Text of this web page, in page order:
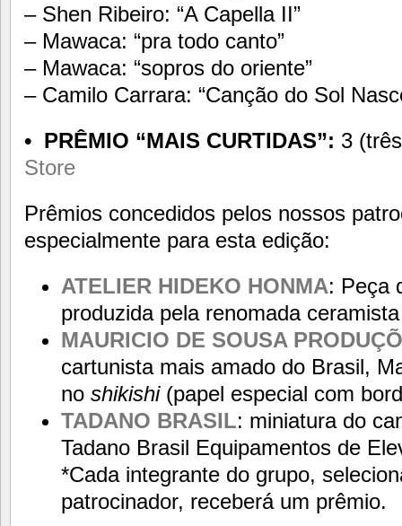
– Shen Ribeiro: “A Capella II”
– Mawaca: “pra todo canto”
– Mawaca: “sopros do oriente”
– Camilo Carrara: “Canção do Sol
• PRÊMIO “MAIS CURTIDAS”: 3
Store
Prêmios concedidos pelos nossos
especialmente para esta edição:
ATELIER HIDEKO HONMA: Peça
produzida pela renomada
MAURICIO DE SOUSA
cartunista mais amado do Brasil,
no shikishi (papel especial com
TADANO BRASIL: miniatura do
Tadano Brasil Equipamentos de
*Cada integrante do grupo,
patrocinador, receberá um prêmio.